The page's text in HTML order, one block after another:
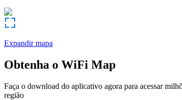
Expandir mapa
Obtenha o WiFi Map
Faça o download do aplicativo agora para acessar
região